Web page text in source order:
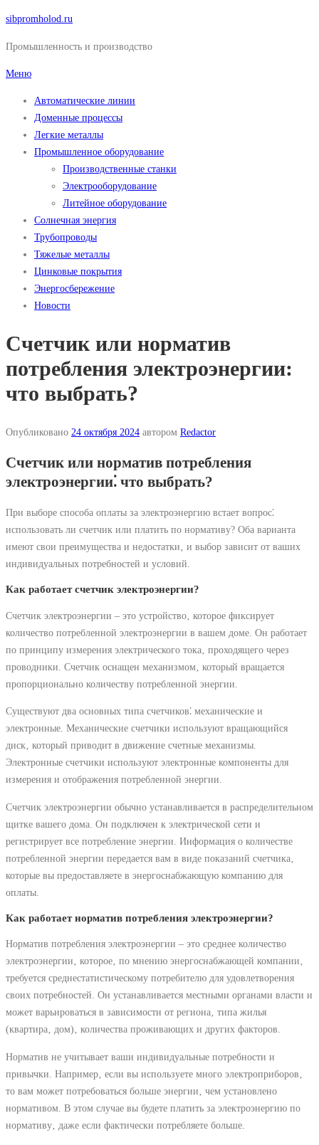
Перейти
содержимому
sibpromholod.ru
Промышленность и производство
Меню
Автоматические линии
Доменные процессы
Легкие металлы
Промышленное оборудование
Производственные станки
Электрооборудование
Литейное оборудование
Солнечная энергия
Трубопроводы
Тяжелые металлы
Цинковые покрытия
Энергосбережение
Новости
Счетчик или норматив
потребления электроэнергии:
что выбрать?
Опубликовано 24 октября 2024 автором Redactor
Счетчик или норматив потребления
электроэнергии⁚ что выбрать?
При выборе способа оплаты за электроэнергию встает вопрос⁚
использовать ли счетчик или платить по нормативу? Оба варианта
имеют свои преимущества и недостатки‚ и выбор зависит от ваших
индивидуальных потребностей и условий.
Как работает счетчик электроэнергии?
Счетчик электроэнергии – это устройство‚ которое фиксирует
количество потребленной электроэнергии в вашем доме. Он работает
по принципу измерения электрического тока‚ проходящего через
проводники. Счетчик оснащен механизмом‚ который вращается
пропорционально количеству потребленной энергии.
Существуют два основных типа счетчиков⁚ механические и
электронные. Механические счетчики используют вращающийся
диск‚ который приводит в движение счетные механизмы.
Электронные счетчики используют электронные компоненты для
измерения и отображения потребленной энергии.
Счетчик электроэнергии обычно устанавливается в распределительном
щитке вашего дома. Он подключен к электрической сети и
регистрирует все потребление энергии. Информация о количестве
потребленной энергии передается вам в виде показаний счетчика‚
которые вы предоставляете в энергоснабжающую компанию для
оплаты.
Как работает норматив потребления электроэнергии?
Норматив потребления электроэнергии – это среднее количество
электроэнергии‚ которое‚ по мнению энергоснабжающей компании‚
требуется среднестатистическому потребителю для удовлетворения
своих потребностей. Он устанавливается местными органами власти и
может варьироваться в зависимости от региона‚ типа жилья
(квартира‚ дом)‚ количества проживающих и других факторов.
Норматив не учитывает ваши индивидуальные потребности и
привычки. Например‚ если вы используете много электроприборов‚
то вам может потребоваться больше энергии‚ чем установлено
нормативом. В этом случае вы будете платить за электроэнергию по
нормативу‚ даже если фактически потребляете больше.